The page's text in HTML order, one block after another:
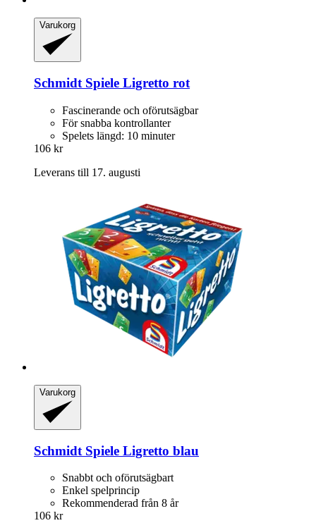
Varukorg
Schmidt Spiele Ligretto rot
Fascinerande och oförutsägbar
För snabba kontrollanter
Spelets längd: 10 minuter
106 kr
Leverans till 17. augusti
Varukorg
Schmidt Spiele Ligretto blau
Snabbt och oförutsägbart
Enkel spelprincip
Rekommenderad från 8 år
106 kr